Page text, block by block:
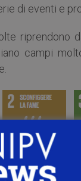
di eventi e
riprendono
campi